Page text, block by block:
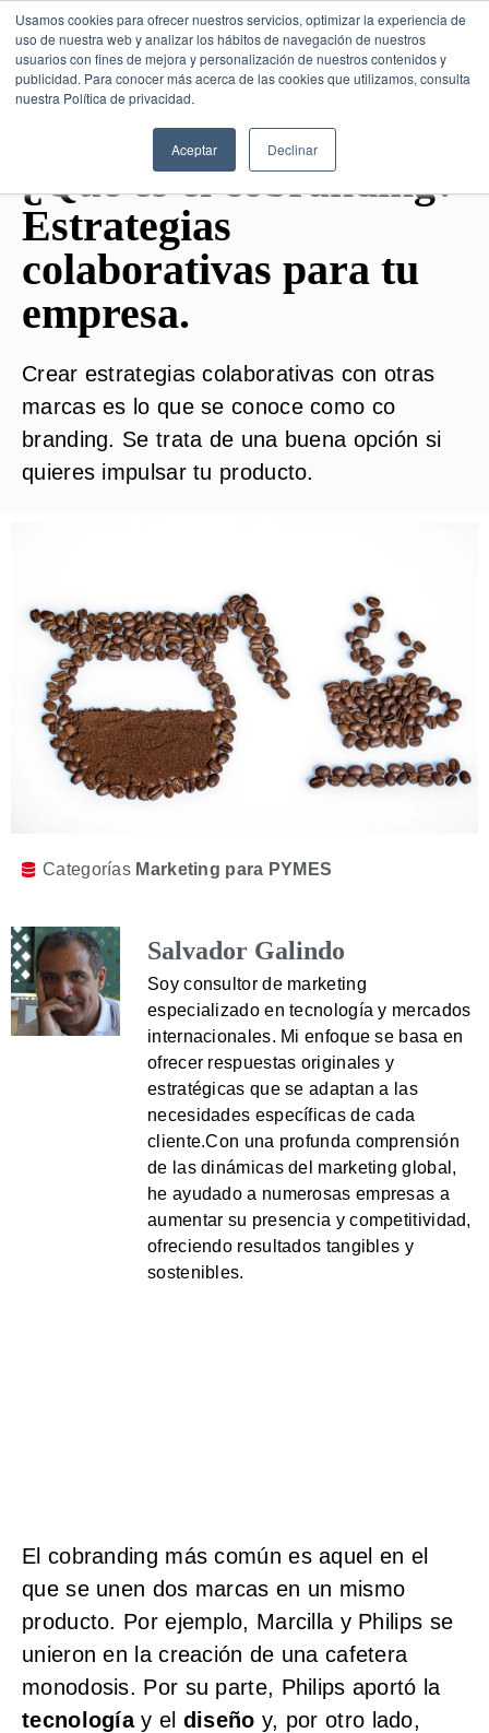
Usamos cookies para ofrecer nuestros servicios, optimizar la experiencia de
uso de nuestra web y analizar los hábitos de navegación de nuestros
usuarios con fines de mejora y personalización de nuestros contenidos y
publicidad. Para conocer más acerca de las cookies que utilizamos, consulta
nuestra Política de privacidad.
Aceptar Declinar
SESIÓN DE CONSULTORÍA GRATUITA
¿Qué es el cobranding?
Estrategias
colaborativas para tu
empresa.
Crear estrategias colaborativas con otras
marcas es lo que se conoce como co
branding. Se trata de una buena opción si
quieres impulsar tu producto.
Categorías Marketing para PYMES
Salvador Galindo
Soy consultor de marketing
especializado en tecnología y mercados
internacionales. Mi enfoque se basa en
ofrecer respuestas originales y
estratégicas que se adaptan a las
necesidades específicas de cada
cliente.Con una profunda comprensión
de las dinámicas del marketing global,
he ayudado a numerosas empresas a
aumentar su presencia y competitividad,
ofreciendo resultados tangibles y
sostenibles.
El cobranding más común es aquel en el
que se unen dos marcas en un mismo
producto. Por ejemplo, Marcilla y Philips se
unieron en la creación de una cafetera
monodosis. Por su parte, Philips aportó la
tecnologíay el diseño y, por otro lado,